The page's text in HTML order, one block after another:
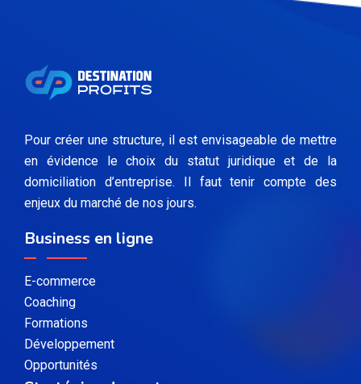
Pour créer une structure, il est envisageable de mettre
en évidence le choix du statut juridique et de la
domiciliation d’entreprise. Il faut tenir compte des
enjeux du marché de nos jours.
Business en ligne
E-commerce
Coaching
Formations
Développement
Opportunités